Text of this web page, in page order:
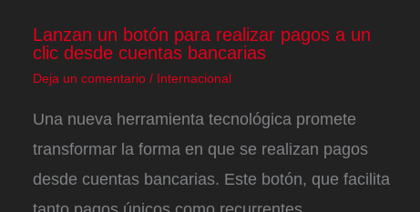
Lanzan un botón para realizar pagos a un
clic desde cuentas bancarias
Deja un comentario / Internacional
Una nueva herramienta tecnológica promete
transformar la forma en que se realizan pagos
desde cuentas bancarias. Este botón, que facilita